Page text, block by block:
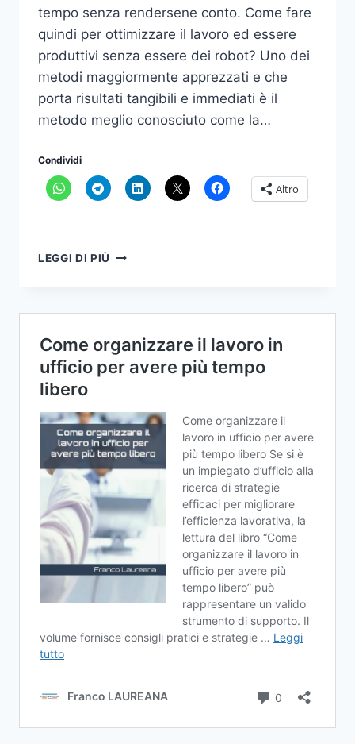
tempo senza rendersene conto. Come fare
quindi per ottimizzare il lavoro ed essere
produttivi senza essere dei robot? Uno dei
metodi maggiormente apprezzati e che
porta risultati tangibili e immediati è il
metodo meglio conosciuto come la…
Condividi
Altro
LEGGI DI PIÙ LASCIA
DEDICATI
ALLE